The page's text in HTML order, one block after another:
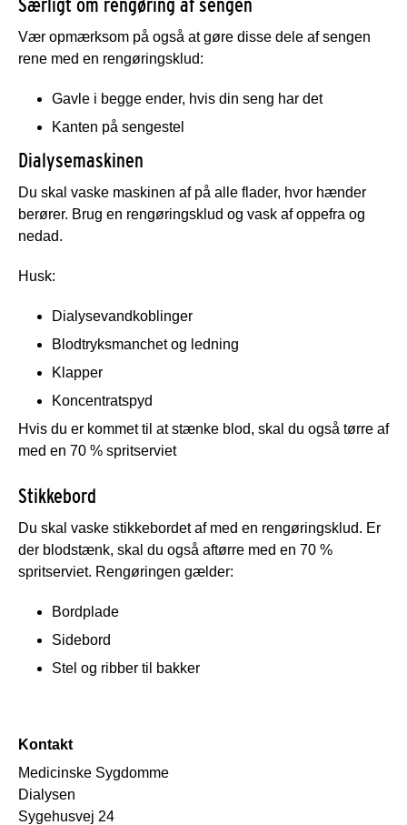
Vær opmærksom på også at gøre disse dele af sengen
rene med en rengøringsklud:
Gavle i begge ender, hvis din seng har det
Kanten på sengestel
Dialysemaskinen
Du skal vaske maskinen af på alle flader, hvor hænder
berører. Brug en rengøringsklud og vask af oppefra og
nedad.
Husk:
Dialysevandkoblinger
Blodtryksmanchet og ledning
Klapper
Koncentratspyd
Hvis du er kommet til at stænke blod, skal du også tørre af
med en 70 % spritserviet
Stikkebord
Du skal vaske stikkebordet af med en rengøringsklud. Er
der blodstænk, skal du også aftørre med en 70 %
spritserviet. Rengøringen gælder:
Bordplade
Sidebord
Stel og ribber til bakker
Kontakt
Medicinske Sygdomme
Dialysen
Sygehusvej 24